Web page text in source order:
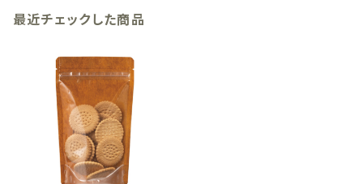
最近チェックした商品